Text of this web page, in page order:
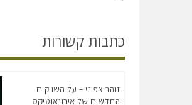
כתבות קשורות
זוהר צפוני – על השווקים
החדשים של אירונאוטיקס